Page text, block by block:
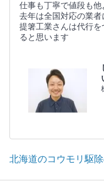
仕事も丁寧で値段も
去年は全国対応の業
提箸工業さんは代行
ると思います
北海道のコウモリ駆